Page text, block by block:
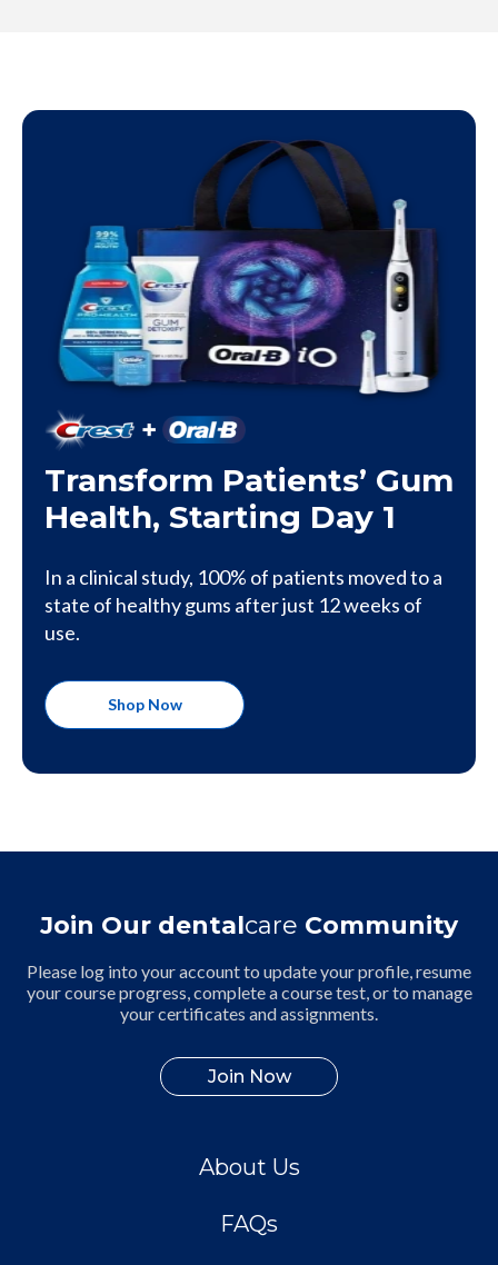
Transform Patients’ Gum
Health, Starting Day 1
In a clinical study, 100% of patients moved to a
state of healthy gums after just 12 weeks of
use.
Shop Now
Join Our dentalcare Community
Please log into your account to update your profile, resume
your course progress, complete a course test, or to manage
your certificates and assignments.
Join Now
About Us
FAQs